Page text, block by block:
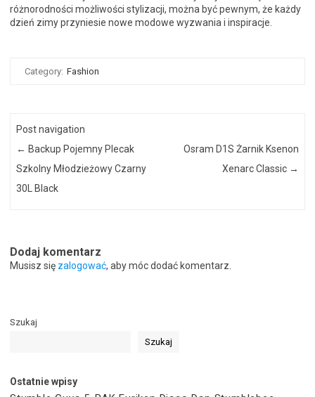
różnorodności możliwości stylizacji, można być pewnym, że każdy
dzień zimy przyniesie nowe modowe wyzwania i inspiracje.
Category: Fashion
Post navigation
← Backup Pojemny Plecak
Szkolny Młodzieżowy Czarny
30L Black
Osram D1S Żarnik Ksenon
Xenarc Classic →
Dodaj komentarz
Musisz się zalogować, aby móc dodać komentarz.
Szukaj
Szukaj
Ostatnie wpisy